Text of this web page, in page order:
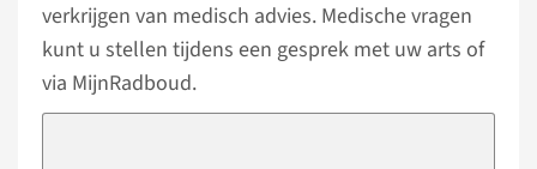
verkrijgen van medisch advies. Medische vragen
kunt u stellen tijdens een gesprek met uw arts of
via MijnRadboud.